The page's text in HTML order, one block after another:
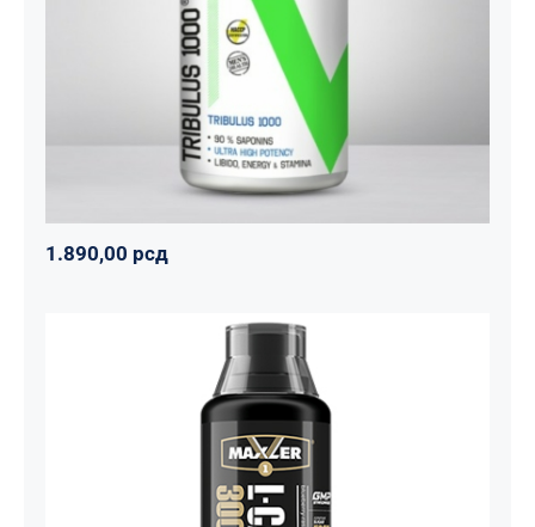
Svi proizvodi Vitalikum
1.890,00 рсд
1.890,00 рсд
Carnitine Liquid Comfortable Shape